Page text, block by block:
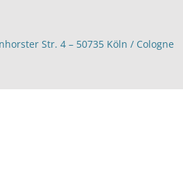
Str. 4 – 50735 Köln / Cologne